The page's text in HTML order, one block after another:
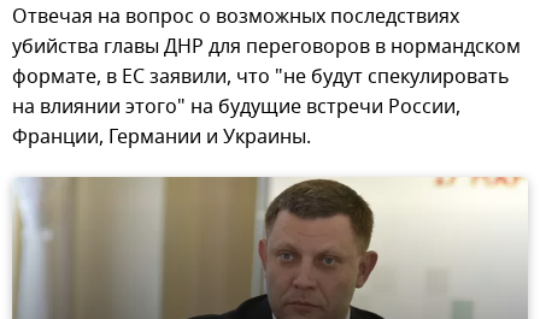
Отвечая на вопрос о возможных последствиях
убийства главы ДНР для переговоров в нормандском
формате, в ЕС заявили, что "не будут спекулировать
на влиянии этого" на будущие встречи России,
Франции, Германии и Украины.